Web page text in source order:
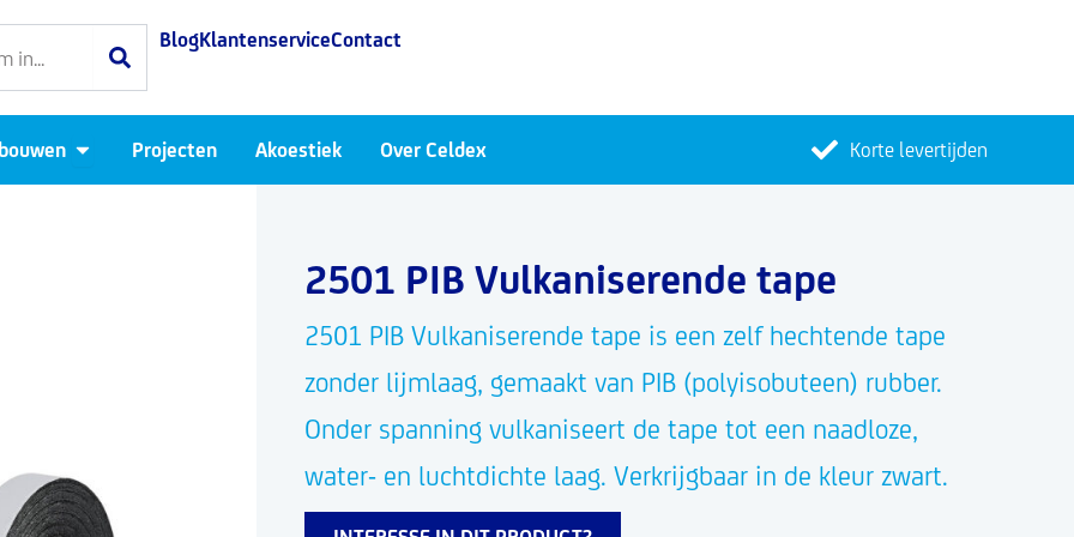
BlogKlantenserviceContact
Open Luchtdicht bouwen
Projecten Akoestiek Over Celdex Korte levertijden
2501 PIB Vulkaniserende tape
2501 PIB Vulkaniserende tape is een zelf hechtende tape
zonder lijmlaag, gemaakt van PIB (polyisobuteen) rubber.
Onder spanning vulkaniseert de tape tot een naadloze,
water- en luchtdichte laag. Verkrijgbaar in de kleur zwart.